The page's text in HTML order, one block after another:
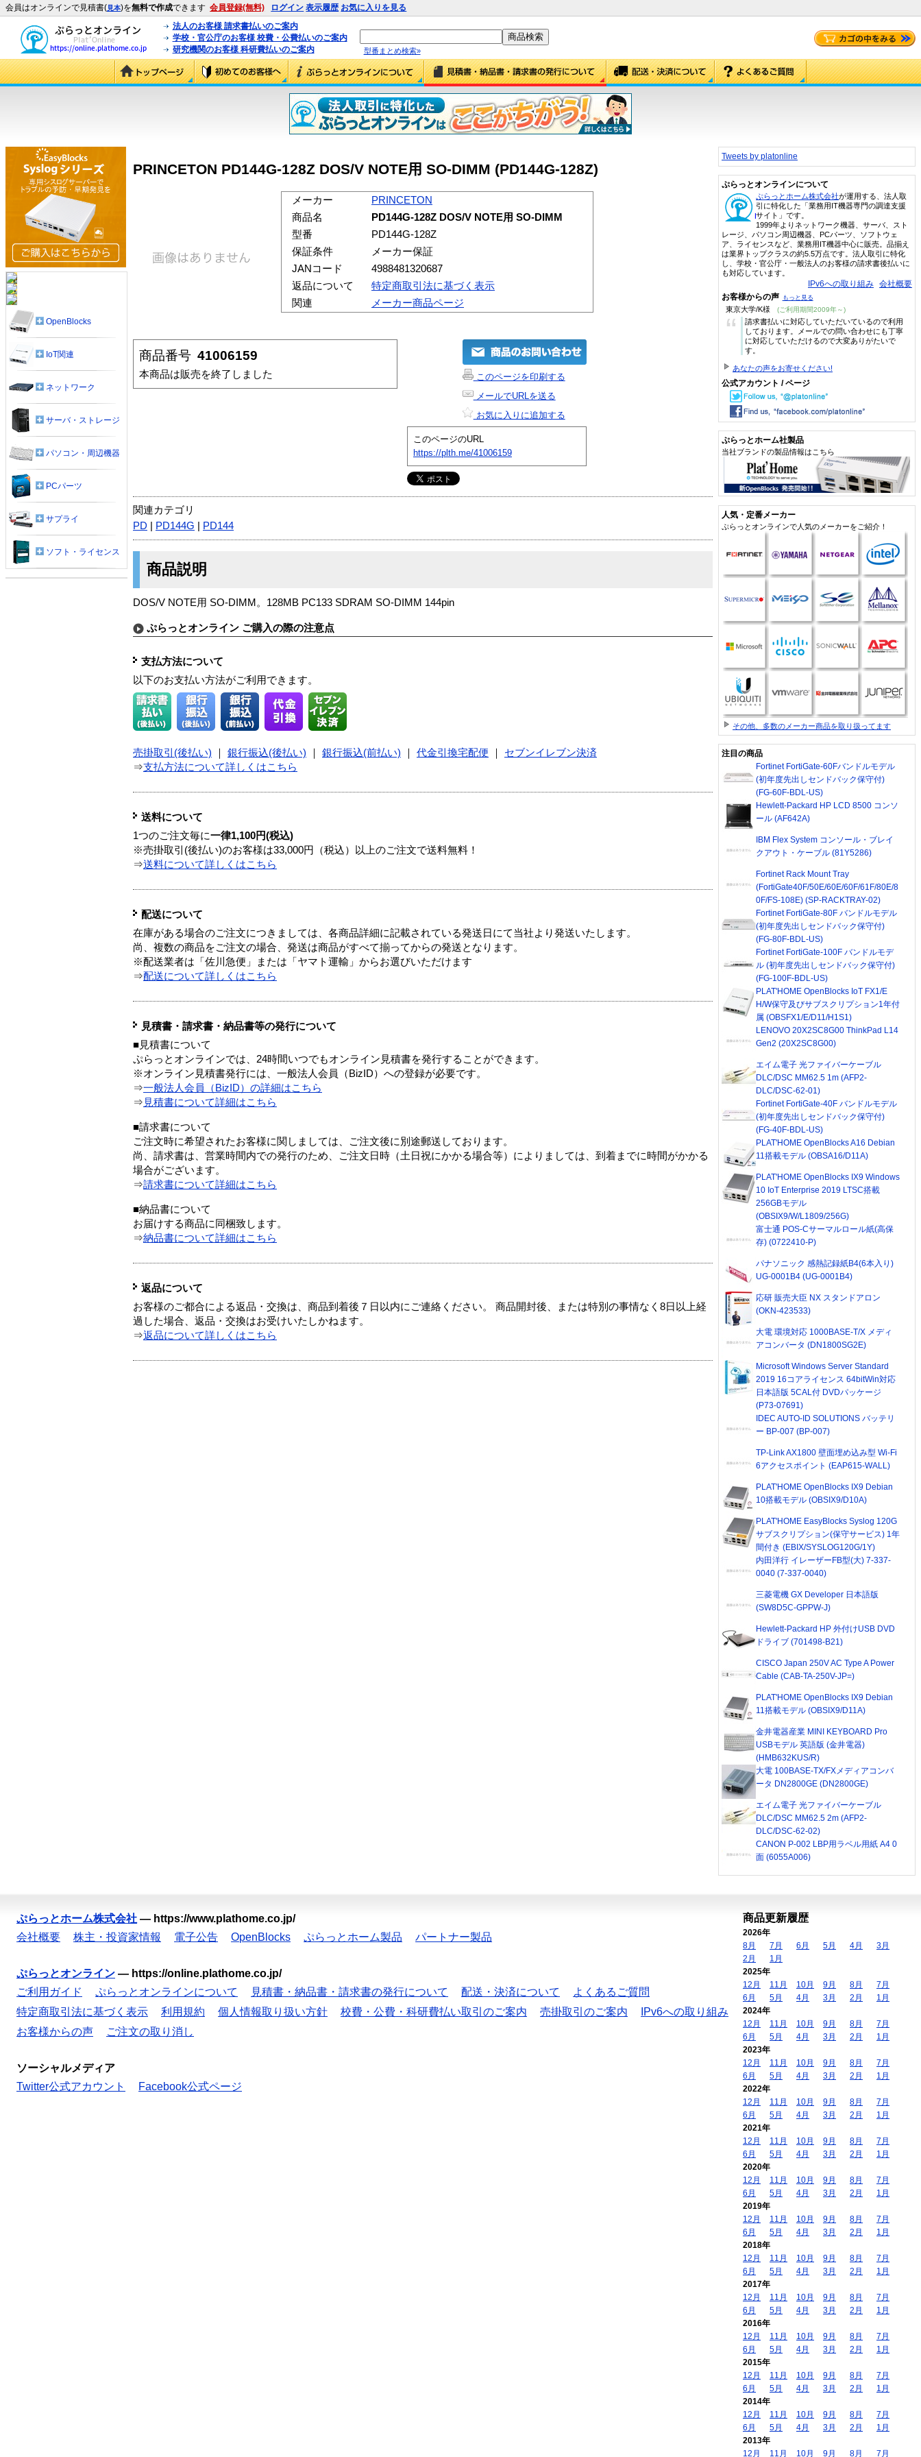
会員はオンラインで見積書(見本)を無料で作成できます 会員登録(無料) ログイン 表示履歴 お気に入りを見る
法人のお客様 請求書払いのご案内
学校・官公庁のお客様 校費・公費払いのご案内
研究機関のお客様 科研費払いのご案内
型番まとめ検索»
PRINCETON PD144G-128Z DOS/V NOTE用 SO-DIMM (PD144G-128Z)
メーカー
PRINCETON
商品名
PD144G-128Z DOS/V NOTE用 SO-DIMM
型番
PD144G-128Z
保証条件
メーカー保証
JANコード
4988481320687
返品について
特定商取引法に基づく表示
関連
メーカー商品ページ
商品番号 41006159
本商品は販売を終了しました
このページを印刷する
メールでURLを送る
お気に入りに追加する
このページのURL
https://plth.me/41006159
関連カテゴリ
PD
PD144G PD144
商品説明
DOS/V NOTE用 SO-DIMM。128MB PC133 SDRAM SO-DIMM 144pin
ぷらっとオンライン ご購入の際の注意点
支払方法について
以下のお支払い方法がご利用できます。
売掛取引(後払い) 銀行振込(後払い) 銀行振込(前払い) 代金引換宅配便
セブンイレブン決済
⇒支払方法について詳しくはこちら
送料について
1つのご注文毎に一律1,100円(税込)
※売掛取引(後払い)のお客様は33,000円（税込）以上のご注文で送料無料！
⇒送料について詳しくはこちら
配送について
在庫がある場合のご注文につきましては、各商品詳細に記載されている発送日にて当社より発送いたします。
尚、複数の商品をご注文の場合、発送は商品がすべて揃ってからの発送となります。
※配送業者は「佐川急便」または「ヤマト運輸」からお選びいただけます
⇒配送について詳しくはこちら
見積書・請求書・納品書等の発行について
■見積書について
ぷらっとオンラインでは、24時間いつでもオンライン見積書を発行することができます。
※オンライン見積書発行には、一般法人会員（BizID）への登録が必要です。
⇒一般法人会員（BizID）の詳細はこちら
⇒ 見積書について詳細はこちら
■請求書について
ご注文時に希望されたお客様に関しましては、ご注文後に別途郵送しております。
尚、請求書は、営業時間内での発行のため、ご注文日時（土日祝にかかる場合等）によりましては、到着までに時間がかかる
場合がございます。
⇒請求書について詳細はこちら
■納品書について
お届けする商品に同梱致します。
⇒納品書について詳細はこちら
返品について
お客様のご都合による返品・交換は、商品到着後７日以内にご連絡ください。 商品開封後、または特別の事情なく8日以上経
過した場合、返品・交換はお受けいたしかねます。
⇒返品について詳しくはこちら
OpenBlocks
IoT関連
ネットワーク
サーバ・ストレージ
パソコン・周辺機器
PCパーツ
サプライ
ソフト・ライセンス
Tweets by platonline
ぷらっとオンラインについて
ぷらっとホーム株式会社が運用する、法人取
引に特化した「業務用IT機器専門の調達支援
サイト」です。
1999年よりネットワーク機器、サーバ、スト
レージ、パソコン周辺機器、PCパーツ、ソフトウェ
ア、ライセンスなど、業務用IT機器中心に販売。品揃え
は業界トップクラスの約5.5万点です。法人取引に特化
し、学校・官公庁・一般法人のお客様の請求書後払いに
も対応しています。
IPv6への取り組み 会社概要
お客様からの声 もっと見る
東京大学/K様 (ご利用期間2009年～)
“
請求書払いに対応していただいているので利用
しております。メールでの問い合わせにも丁寧
に対応していただけるので大変ありがたいで
す。
あなたの声をお寄せください!
公式アカウント / ページ
ぷらっとホーム社製品
当社ブランドの製品情報はこちら
人気・定番メーカー
ぷらっとオンラインで人気のメーカーをご紹介！
その他、多数のメーカー商品を取り扱ってます
注目の商品
Fortinet FortiGate-60Fバンドルモデル
(初年度先出しセンドバック保守付)
(FG-60F-BDL-US)
Hewlett-Packard HP LCD 8500 コンソ
ール (AF642A)
IBM Flex System コンソール・ブレイ
クアウト・ケーブル (81Y5286)
Fortinet Rack Mount Tray
(FortiGate40F/50E/60E/60F/61F/80E/8
0F/FS-108E) (SP-RACKTRAY-02)
Fortinet FortiGate-80F バンドルモデル
(初年度先出しセンドバック保守付)
(FG-80F-BDL-US)
Fortinet FortiGate-100F バンドルモデ
ル (初年度先出しセンドバック保守付)
(FG-100F-BDL-US)
PLAT'HOME OpenBlocks IoT FX1/E
H/W保守及びサブスクリプション1年付
属 (OBSFX1/E/D11/H1S1)
LENOVO 20X2SC8G00 ThinkPad L14
Gen2 (20X2SC8G00)
エイム電子 光ファイバーケーブル
DLC/DSC MM62.5 1m (AFP2-
DLC/DSC-62-01)
Fortinet FortiGate-40F バンドルモデル
(初年度先出しセンドバック保守付)
(FG-40F-BDL-US)
PLAT'HOME OpenBlocks A16 Debian
11搭載モデル (OBSA16/D11A)
PLAT'HOME OpenBlocks IX9 Windows
10 IoT Enterprise 2019 LTSC搭載
256GBモデル
(OBSIX9/W/L1809/256G)
富士通 POS-Cサーマルロール紙(高保
存) (0722410-P)
パナソニック 感熱記録紙B4(6本入り)
UG-0001B4 (UG-0001B4)
応研 販売大臣 NX スタンドアロン
(OKN-423533)
大電 環境対応 1000BASE-T/X メディ
アコンバータ (DN1800SG2E)
Microsoft Windows Server Standard
2019 16コアライセンス 64bitWin対応
日本語版 5CAL付 DVDパッケージ
(P73-07691)
IDEC AUTO-ID SOLUTIONS バッテリ
ー BP-007 (BP-007)
TP-Link AX1800 壁面埋め込み型 Wi-Fi
6アクセスポイント (EAP615-WALL)
PLAT'HOME OpenBlocks IX9 Debian
10搭載モデル (OBSIX9/D10A)
PLAT'HOME EasyBlocks Syslog 120G
サブスクリプション(保守サービス) 1年
間付き (EBIX/SYSLOG120G/1Y)
内田洋行 イレーザーFB型(大) 7-337-
0040 (7-337-0040)
三菱電機 GX Developer 日本語版
(SW8D5C-GPPW-J)
Hewlett-Packard HP 外付けUSB DVD
ドライブ (701498-B21)
CISCO Japan 250V AC Type A Power
Cable (CAB-TA-250V-JP=)
PLAT'HOME OpenBlocks IX9 Debian
11搭載モデル (OBSIX9/D11A)
金井電器産業 MINI KEYBOARD Pro
USBモデル 英語版 (金井電器)
(HMB632KUS/R)
大電 100BASE-TX/FXメディアコンバ
ータ DN2800GE (DN2800GE)
エイム電子 光ファイバーケーブル
DLC/DSC MM62.5 2m (AFP2-
DLC/DSC-62-02)
CANON P-002 LBP用ラベル用紙 A4 0
面 (6055A006)
ぷらっとホーム株式会社 — https://www.plathome.co.jp/
会社概要
株主・投資家情報 電子公告 OpenBlocks ぷらっとホーム製品 パートナー製品
ぷらっとオンライン — https://online.plathome.co.jp/
ご利用ガイド
ぷらっとオンラインについて 見積書・納品書・請求書の発行について 配送・決済について
よくあるご質問
特定商取引法に基づく表示
利用規約 個人情報取り扱い方針 校費・公費・科研費払い取引のご案内 売掛取引のご案内
IPv6への取り組み
お客様からの声
ご注文の取り消し
ソーシャルメディア
Twitter公式アカウント
Facebook公式ページ
商品更新履歴
2026年
8月
7月 6月 5月 4月
3月
2月
1月
2025年
12月
11月 10月 9月 8月
7月
6月
5月 4月 3月 2月
1月
2024年
12月
11月 10月 9月 8月
7月
6月
5月 4月 3月 2月
1月
2023年
12月
11月 10月 9月 8月
7月
6月
5月 4月 3月 2月
1月
2022年
12月
11月 10月 9月 8月
7月
6月
5月 4月 3月 2月
1月
2021年
12月
11月 10月 9月 8月
7月
6月
5月 4月 3月 2月
1月
2020年
12月
11月 10月 9月 8月
7月
6月
5月 4月 3月 2月
1月
2019年
12月
11月 10月 9月 8月
7月
6月
5月 4月 3月 2月
1月
2018年
12月
11月 10月 9月 8月
7月
6月
5月 4月 3月 2月
1月
2017年
12月
11月 10月 9月 8月
7月
6月
5月 4月 3月 2月
1月
2016年
12月
11月 10月 9月 8月
7月
6月
5月 4月 3月 2月
1月
2015年
12月
11月 10月 9月 8月
7月
6月
5月 4月 3月 2月
1月
2014年
12月
11月 10月 9月 8月
7月
6月
5月 4月 3月 2月
1月
2013年
12月
11月 10月 9月 8月 7月